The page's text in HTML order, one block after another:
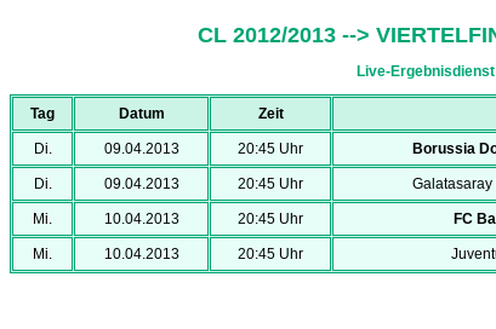
CL 2012/2013 -->
Live-
Tag Datum Zeit
Di. 09.04.2013 20:45 Uhr Borussia
Di. 09.04.2013 20:45 Uhr Galatasaray
Mi. 10.04.2013 20:45 Uhr FC
Mi. 10.04.2013 20:45 Uhr